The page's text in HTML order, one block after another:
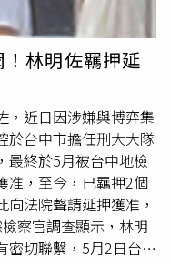
會場所都在台中，徐
員涉及刑事案件時受
日，內政部警政署發
市刑大大隊長，到任
會董事長，該基金會
，林明佐與徐培菁往來
到今年5月2日被拘提
不僅兩度匯款20萬元
1輛市值462萬元的
是租金部分就花了約
徐又在台北替林租了
。期間，林也對徐予以
林明佐羈押延
，近日因涉嫌與博弈集
於台中市擔任刑大大隊
，最終於5月被台中地檢
准，至今，已羈押2個
法院聲請延押獲准，
察官調查顯示，林明
密切聯繫，5月2日台中